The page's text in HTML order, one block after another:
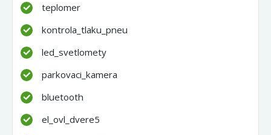
teplomer
kontrola_tlaku_pneu
led_svetlomety
parkovaci_kamera
bluetooth
el_ovl_dvere5